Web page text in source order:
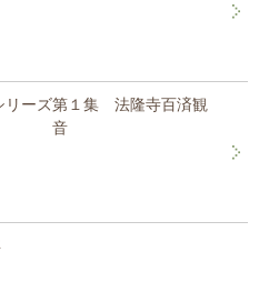
リーズ第１集 法隆寺百済観
音